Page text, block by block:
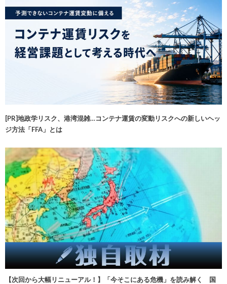
[PR]地政学リスク、港湾混雑…コンテナ運賃の変動リスクへの新しいヘッ
ジ方法「FFA」とは
【次回から大幅リニューアル！】「今そこにある危機」を読み解く 国